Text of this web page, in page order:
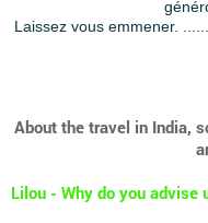
Laissez vous emmener.
About the travel in India,
Lilou - Why do you advise